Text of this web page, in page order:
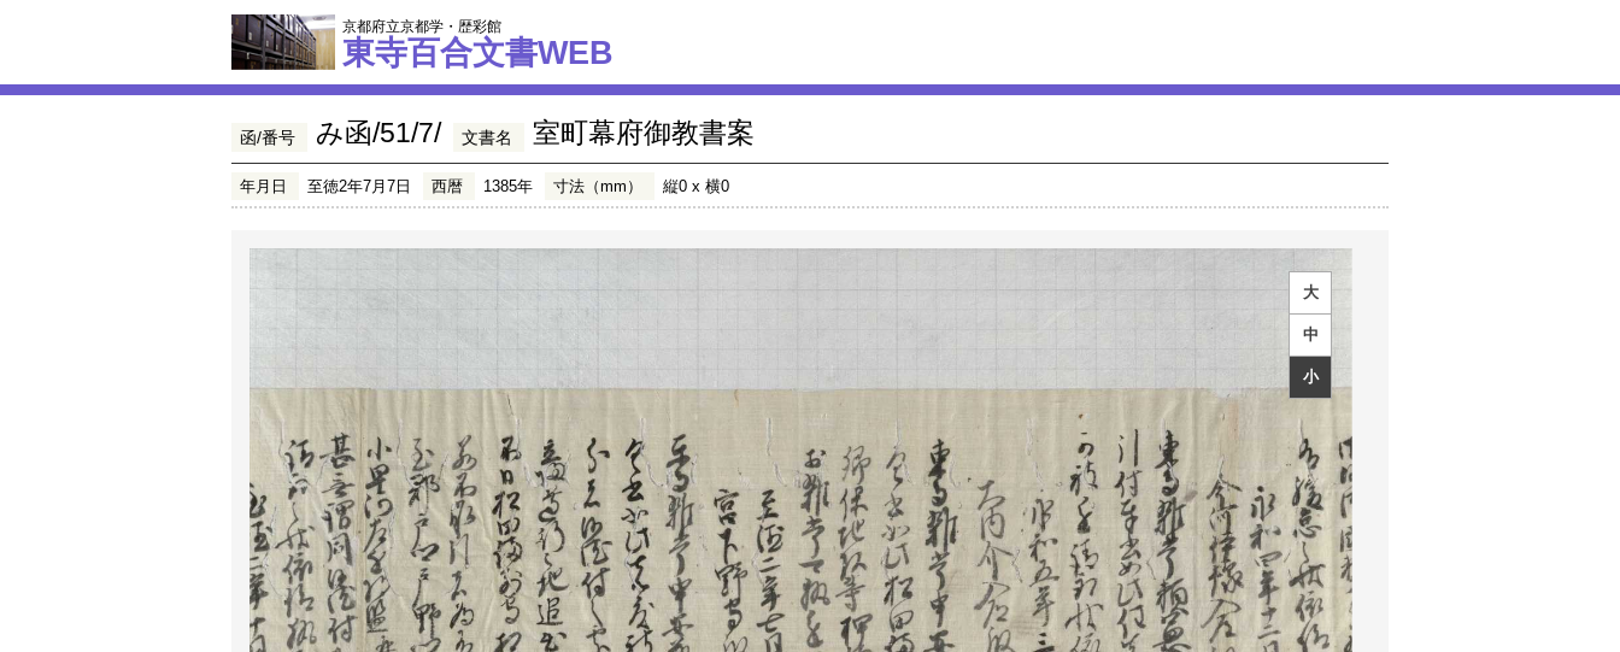
京都府立京都学・歴彩館
東寺百合文書WEB
函/番号 み函/51/7/ 文書名 室町幕府御教書案
年月日 至徳2年7月7日 西暦 1385年 寸法（mm） 縦0 x 横0
大
中
小